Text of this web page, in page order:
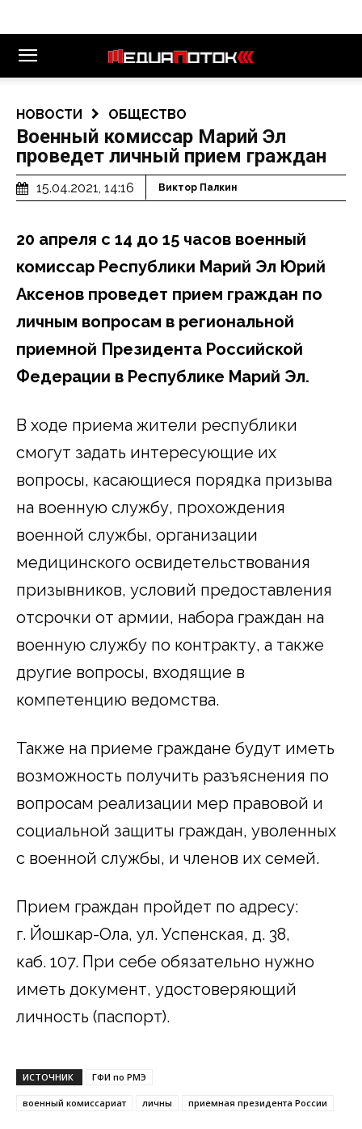
НОВОСТИ ОБЩЕСТВО
Военный комиссар Марий Эл
проведет личный прием граждан
15.04.2021, 14:16 Виктор Палкин
20 апреля с 14 до 15 часов военный
комиссар Республики Марий Эл Юрий
Аксенов проведет прием граждан по
личным вопросам в региональной
приемной Президента Российской
Федерации в Республике Марий Эл.
В ходе приема жители республики
смогут задать интересующие их
вопросы, касающиеся порядка призыва
на военную службу, прохождения
военной службы, организации
медицинского освидетельствования
призывников, условий предоставления
отсрочки от армии, набора граждан на
военную службу по контракту, а также
другие вопросы, входящие в
компетенцию ведомства.
Также на приеме граждане будут иметь
возможность получить разъяснения по
вопросам реализации мер правовой и
социальной защиты граждан, уволенных
с военной службы, и членов их семей.
Прием граждан пройдет по адресу:
г. Йошкар-Ола, ул. Успенская, д. 38,
каб. 107. При себе обязательно нужно
иметь документ, удостоверяющий
личность (паспорт).
ИСТОЧНИК ГФИ по РМЭ
военный комиссариат личны приемная президента России